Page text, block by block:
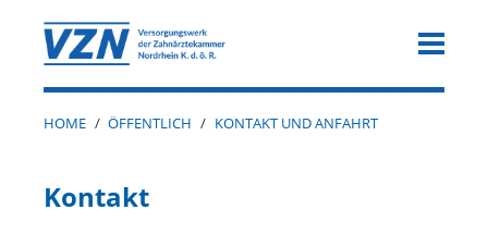
HOME / ÖFFENTLICH / KONTAKT UND ANFAHRT
Kontakt